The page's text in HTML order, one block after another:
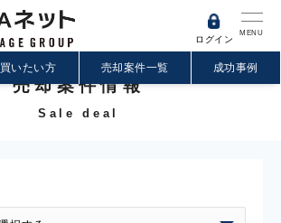
MENU
ログイン
買いたい方 売却案件一覧 成功事例
売却案件情報
Sale deal